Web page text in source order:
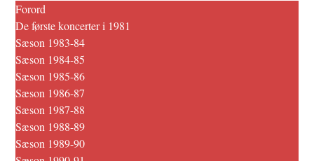
Forord
De første koncerter i 1981
Sæson 1983-84
Sæson 1984-85
Sæson 1985-86
Sæson 1986-87
Sæson 1987-88
Sæson 1988-89
Sæson 1989-90